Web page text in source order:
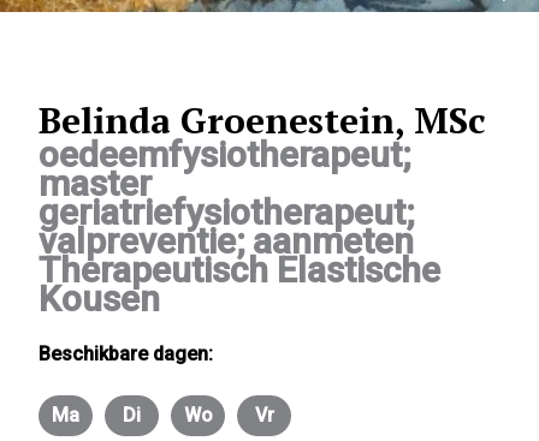
Belinda Groenestein, MSc
oedeemfysiotherapeut;
master
geriatriefysiotherapeut;
valpreventie; aanmeten
Therapeutisch Elastische
Kousen
Beschikbare dagen:
Maandag
Ma
Dinsdag
Di
Woensdag
Wo
Vrijdag
Vr